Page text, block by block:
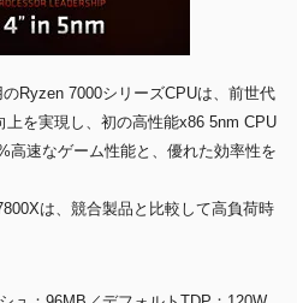
Ryzen 7000シリーズCPUは、前世代
上を実現し、初の高性能x86 5nm CPU
高速なゲーム性能と、優れた効率性を
は、競合製品と比較して高負荷時